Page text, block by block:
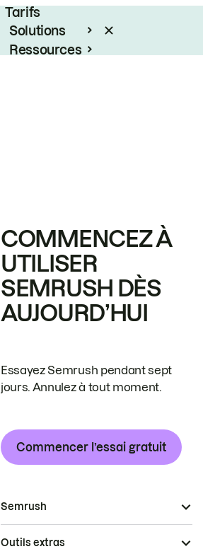
Tarifs
Solutions
Ressources
COMMENCEZ À
UTILISER
SEMRUSH DÈS
AUJOURD’HUI
Essayez Semrush pendant sept
jours. Annulez à tout moment.
Commencer l’essai gratuit
Semrush
Outils extras